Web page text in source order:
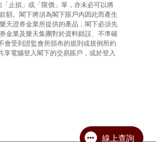
止損」或「限價」單，亦未必可以將
額。閣下將須為閣下賬戶內因此而產生
天證券金業所提供的產品，閣下必須先
金業及樂天集團對於資料錯誤、不準確
受到證監會所頒布的規則或規例所約
享電腦登入閣下的交易賬戶，或於登入